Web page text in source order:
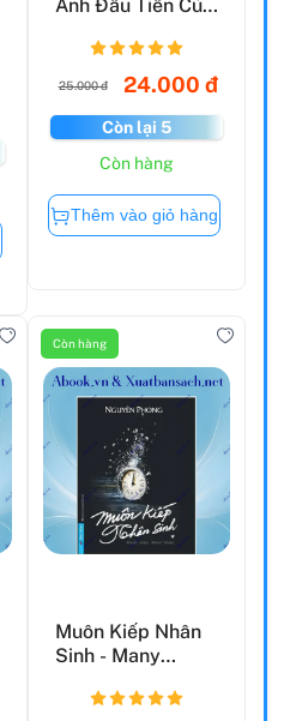
Anh Đầu Tiên Của
Ngà...
25.000 đ 24.000 đ
Còn lại 5
Còn hàng
Thêm vào giỏ hàng
Còn hàng
Muôn Kiếp Nhân
Sinh - Many
(Khổ ...